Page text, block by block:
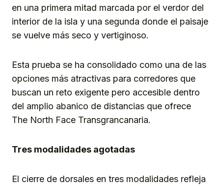
en una primera mitad marcada por el verdor del
interior de la isla y una segunda donde el paisaje
se vuelve más seco y vertiginoso.
Esta prueba se ha consolidado como una de las
opciones más atractivas para corredores que
buscan un reto exigente pero accesible dentro
del amplio abanico de distancias que ofrece
The North Face Transgrancanaria.
Tres modalidades agotadas
El cierre de dorsales en tres modalidades refleja